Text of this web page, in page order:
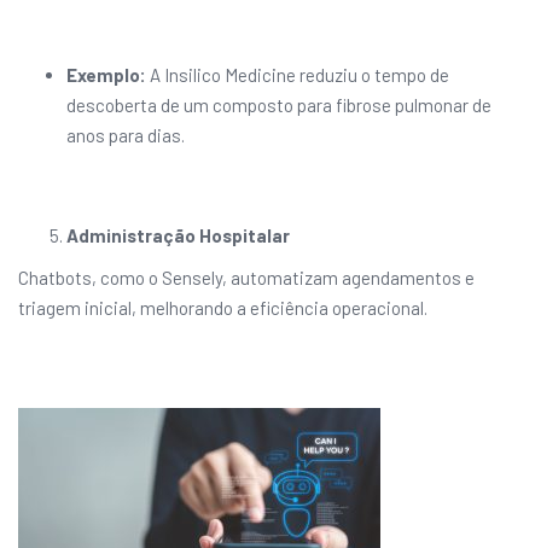
Exemplo: A Insilico Medicine reduziu o tempo de
descoberta de um composto para fibrose pulmonar de
anos para dias.
Administração Hospitalar
Chatbots, como o Sensely, automatizam agendamentos e
triagem inicial, melhorando a eficiência operacional.